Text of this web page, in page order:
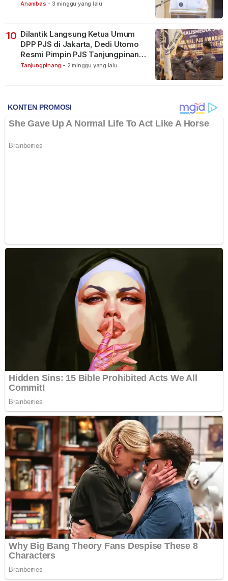
Anambas - 3 minggu yang lalu
10 Dilantik Langsung Ketua Umum
DPP PJS di Jakarta, Dedi Utomo
Resmi Pimpin PJS Tanjungpinang-
Bintan
Tanjungpinang - 2 minggu yang lalu